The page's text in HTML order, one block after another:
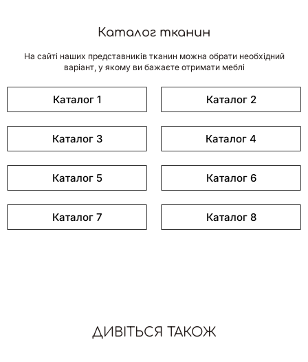
Каталог тканин
На сайті наших представників тканин можна обрати необхідний
варіант, у якому ви бажаєте отримати меблі
Каталог 1 Каталог 2
Каталог 3 Каталог 4
Каталог 5 Каталог 6
Каталог 7 Каталог 8
ДИВІТЬСЯ ТАКОЖ